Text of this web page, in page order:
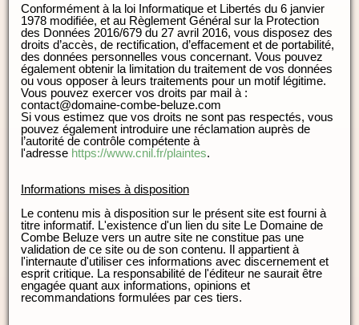
Conformément à la loi Informatique et Libertés du 6 janvier
1978 modifiée, et au Règlement Général sur la Protection
des Données 2016/679 du 27 avril 2016, vous disposez des
droits d’accès, de rectification, d’effacement et de portabilité,
des données personnelles vous concernant. Vous pouvez
également obtenir la limitation du traitement de vos données
ou vous opposer à leurs traitements pour un motif légitime.
Vous pouvez exercer vos droits par mail à :
contact@domaine-combe-beluze.com
Si vous estimez que vos droits ne sont pas respectés, vous
pouvez également introduire une réclamation auprès de
l’autorité de contrôle compétente à
l'adresse https://www.cnil.fr/plaintes.
Informations mises à disposition
Le contenu mis à disposition sur le présent site est fourni à
titre informatif. L'existence d'un lien du site Le Domaine de
Combe Beluze vers un autre site ne constitue pas une
validation de ce site ou de son contenu. Il appartient à
l'internaute d'utiliser ces informations avec discernement et
esprit critique. La responsabilité de l'éditeur ne saurait être
engagée quant aux informations, opinions et
recommandations formulées par ces tiers.